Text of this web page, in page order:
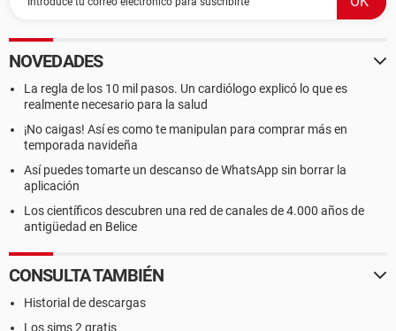
NOVEDADES
La regla de los 10 mil pasos. Un cardiólogo explicó lo que es
realmente necesario para la salud
¡No caigas! Así es como te manipulan para comprar más en
temporada navideña
Así puedes tomarte un descanso de WhatsApp sin borrar la
aplicación
Los científicos descubren una red de canales de 4.000 años de
antigüedad en Belice
CONSULTA TAMBIÉN
Historial de descargas
Los sims 2 gratis